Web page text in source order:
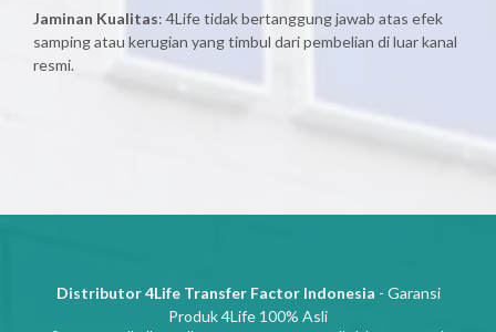
Jaminan Kualitas: 4Life tidak bertanggung jawab atas efek
samping atau kerugian yang timbul dari pembelian di luar kanal
resmi.
Distributor 4Life Transfer Factor Indonesia - Garansi
Produk 4Life 100% Asli